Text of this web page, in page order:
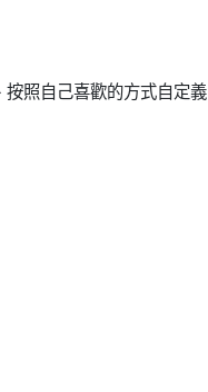
照自己喜歡的方式自定義